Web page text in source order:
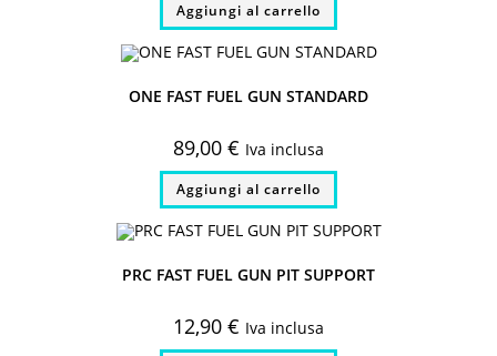
Aggiungi al carrello
ONE FAST FUEL GUN STANDARD
89,00 € Iva inclusa
Aggiungi al carrello
PRC FAST FUEL GUN PIT SUPPORT
12,90 € Iva inclusa